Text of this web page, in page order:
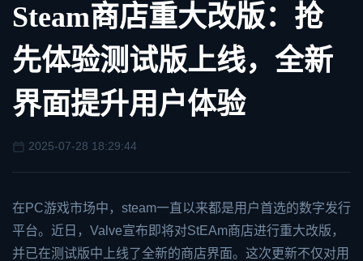
Steam商店重大改版：抢
先体验测试版上线，全新
界面提升用户体验
2025-07-28 18:29:44
在PC游戏市场中， steam一直以来都是用户首选的数字发行
平台。近日，Valve宣布即将对StEAm商店进行重大改版，
并已在测试版中上线了全新的商店界面。这次更新不仅对用